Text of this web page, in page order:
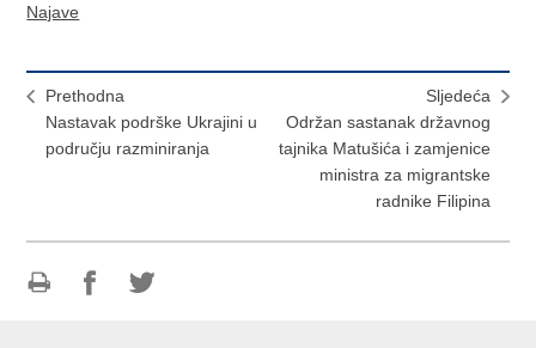
Najave
Prethodna
Nastavak podrške Ukrajini u
području razminiranja
Sljedeća
Održan sastanak državnog
tajnika Matušića i zamjenice
ministra za migrantske
radnike Filipina